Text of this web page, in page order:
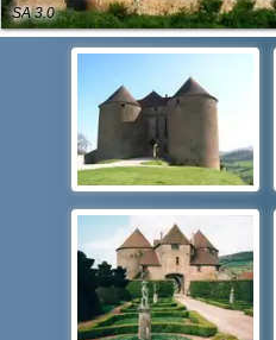
SA 3.0